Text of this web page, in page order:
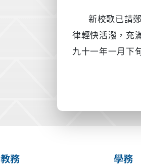
新校歌已請
律輕快活潑，充
九十一年一月下
教務 學務